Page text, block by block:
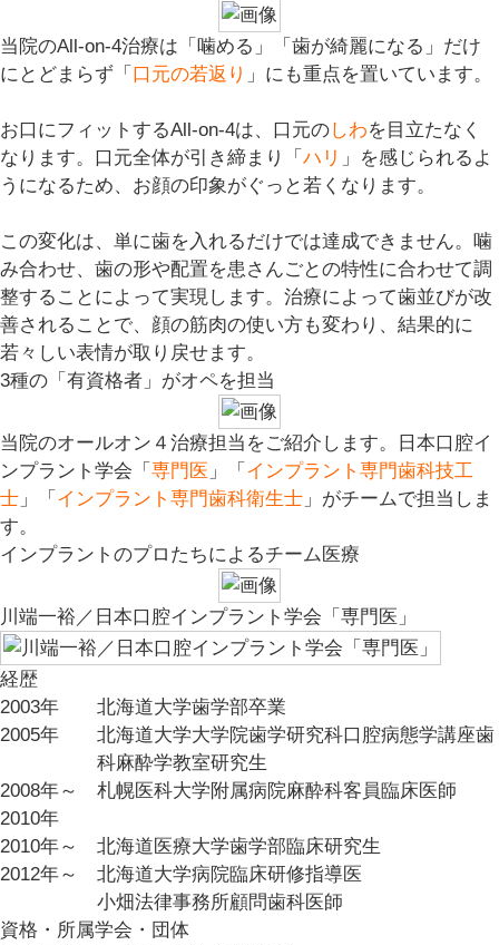
当院のAll-on-4治療は「噛める」「歯が綺麗になる」だけ
にとどまらず「 口元の若返り 」にも重点を置いています。
お口にフィットするAll-on-4は、口元のしわを目立たなく
なります。口元全体が引き締まり「 ハリ 」を感じられるよ
うになるため、お顔の印象がぐっと若くなります。
この変化は、単に歯を入れるだけでは達成できません。噛
み合わせ、歯の形や配置を患さんごとの特性に合わせて調
整することによって実現します。治療によって歯並びが改
善されることで、顔の筋肉の使い方も変わり、結果的に
若々しい表情が取り戻せます。
3種の「有資格者」がオペを担当
当院のオールオン４治療担当をご紹介します。
日本口腔イ
ンプラント学会「 専門医 」「 インプラント専門歯科技工
士 」「 インプラント専門歯科衛生士 」がチームで担当しま
す。
インプラントのプロたちによるチーム医療
川端一裕／日本口腔インプラント学会「専門医」
経歴
2003年
北海道大学歯学部卒業
2005年
北海道大学大学院歯学研究科口腔病態学講座歯
科麻酔学教室研究生
2008年～
2010年
札幌医科大学附属病院麻酔科客員臨床医師
2010年～
北海道医療大学歯学部臨床研究生
2012年～
北海道大学病院臨床研修指導医
小畑法律事務所顧問歯科医師
資格・所属学会・団体